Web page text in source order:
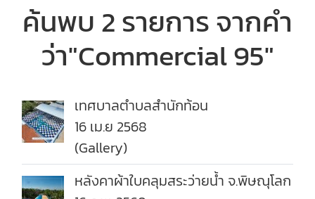
ค้นพบ 2 รายการ จากคำ
ว่า"Commercial 95"
เทศบาลตำบลสำนักท้อน
16 เม.ย 2568
(Gallery)
หลังคาผ้าใบคลุมสระว่ายน้ำ จ.พิษณุโลก